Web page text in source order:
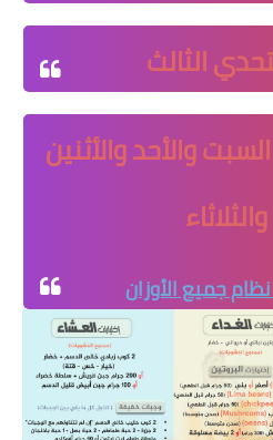
الثالث
والأحد والأثنين
والثلاثاء
نظام جميع الأوزان